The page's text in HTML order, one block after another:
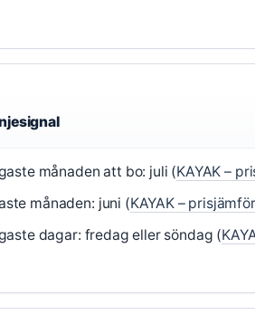
månaden att bo: juli (KAYAK –
månaden: juni (KAYAK –
dagar: fredag eller söndag (